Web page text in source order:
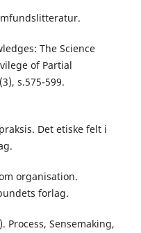
The Science
of Partial
s.575-599.
Det etiske felt i
organisation.
forlag.
Process, Sensemaking,